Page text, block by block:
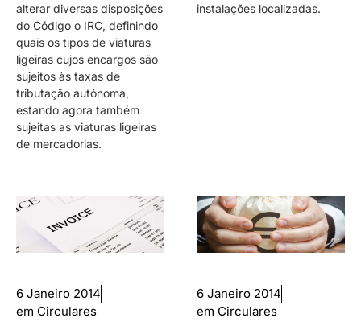
alterar diversas disposições
do Código o IRC, definindo
quais os tipos de viaturas
ligeiras cujos encargos são
sujeitos às taxas de
tributação autónoma,
estando agora também
sujeitas as viaturas ligeiras
de mercadorias.
instalações localizadas.
6 Janeiro 2014
em Circulares
6 Janeiro 2014
em Circulares